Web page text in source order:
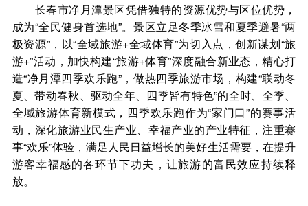
长春市净月潭景区凭借独特的资源优势与区位优势，
成为“全民健身首选地”。景区立足冬季冰雪和夏季避暑“两
极资源”，以“全域旅游+全域体育”为切入点，创新谋划“旅
游+”活动，加快构建“旅游+体育”深度融合新业态，精心打
造“净月潭四季欢乐跑”，做热四季旅游市场，构建“联动冬
夏、带动春秋、驱动全年、四季皆有特色”的全时、全季、
全域旅游体育新模式，四季欢乐跑作为“家门口”的赛事活
动，深化旅游业民生产业、幸福产业的产业特征，注重赛
事“欢乐”体验，满足人民日益增长的美好生活需要，在提升
游客幸福感的各环节下功夫，让旅游的富民效应持续释
放。